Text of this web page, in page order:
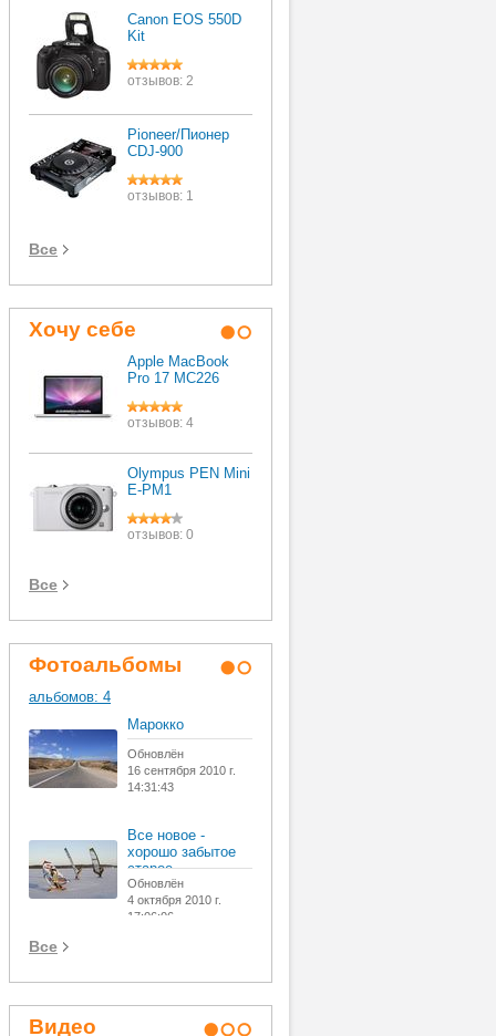
Canon EOS 550D
Kit
отзывов: 2
Pioneer/Пионер
CDJ-900
отзывов: 1
Все
Хочу себе
Apple MacBook
Pro 17 MC226
отзывов: 4
Olympus PEN Mini
E-PM1
отзывов: 0
Все
Фотоальбомы
альбомов: 4
Марокко
Обновлён
16 сентября 2010 г.
14:31:43
Все новое -
хорошо забытое
старое
Обновлён
4 октября 2010 г.
17:06:06
Все
Видео